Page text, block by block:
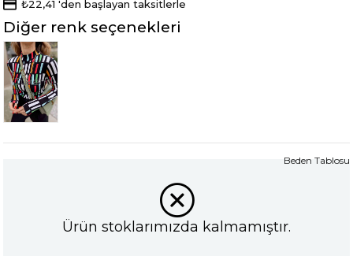
₺22,41 'den başlayan taksitlerle
Diğer renk seçenekleri
Tükendi
Ürün stoklarımızda kalmamıştır.
Beden Tablosu